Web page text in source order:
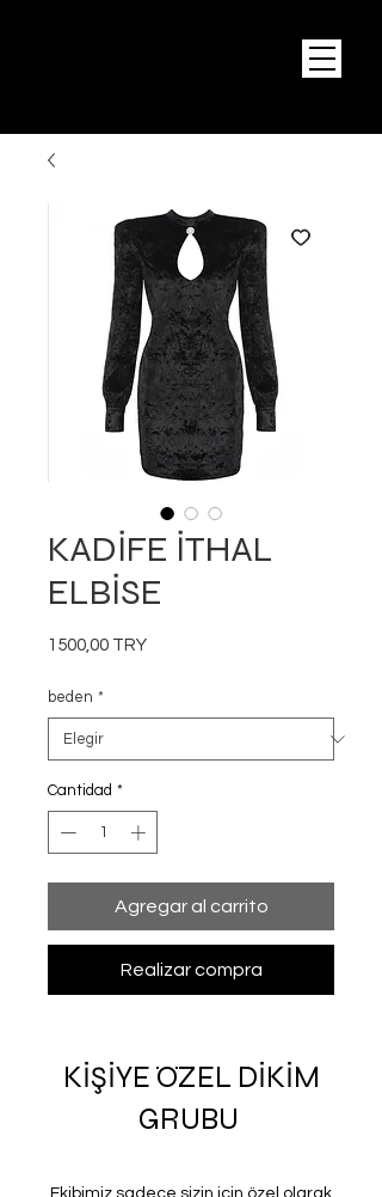
KADİFE İTHAL
ELBİSE
1500,00 TRYPrecio
beden *
Cantidad *
Agregar al carrito
Realizar compra
KİŞİYE ÖZEL DİKİM
GRUBU
Ekibimiz sadece sizin için özel olarak